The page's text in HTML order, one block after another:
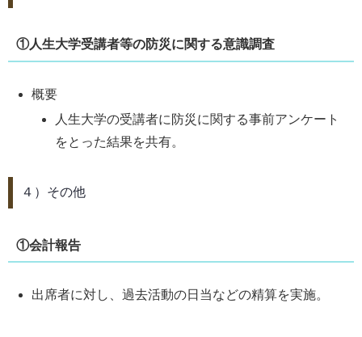
①人生大学受講者等の防災に関する意識調査
概要
人生大学の受講者に防災に関する事前アンケート
をとった結果を共有。
４）その他
①会計報告
出席者に対し、過去活動の日当などの精算を実施。